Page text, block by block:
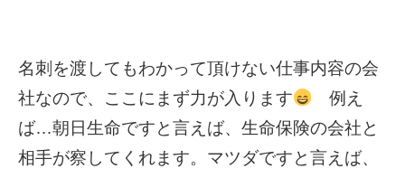
名刺を渡してもわかって頂けない仕事内容の会
社なので、ここにまず力が入ります
例え
ば…朝日生命ですと言えば、生命保険の会社と
相手が察してくれます。マツダですと言えば、